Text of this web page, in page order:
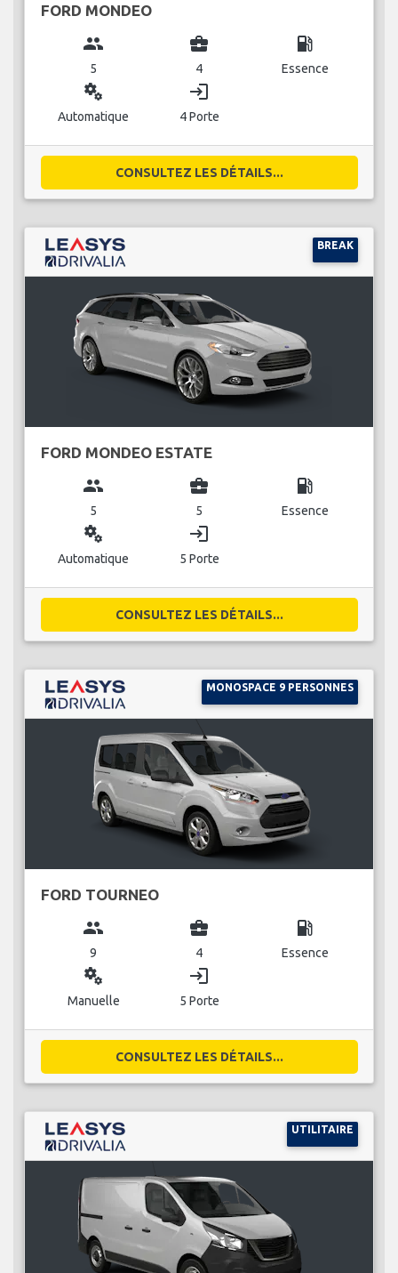
FORD MONDEO
group
5
business_center
4
local_gas_station
Essence
miscellaneous_services
Automatique
login
4 Porte
CONSULTEZ LES DÉTAILS...
BREAK
FORD MONDEO ESTATE
group
5
business_center
5
local_gas_station
Essence
miscellaneous_services
Automatique
login
5 Porte
CONSULTEZ LES DÉTAILS...
MONOSPACE 9 PERSONNES
FORD TOURNEO
group
9
business_center
4
local_gas_station
Essence
miscellaneous_services
Manuelle
login
5 Porte
CONSULTEZ LES DÉTAILS...
UTILITAIRE